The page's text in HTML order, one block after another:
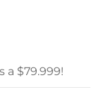
a $79.999!